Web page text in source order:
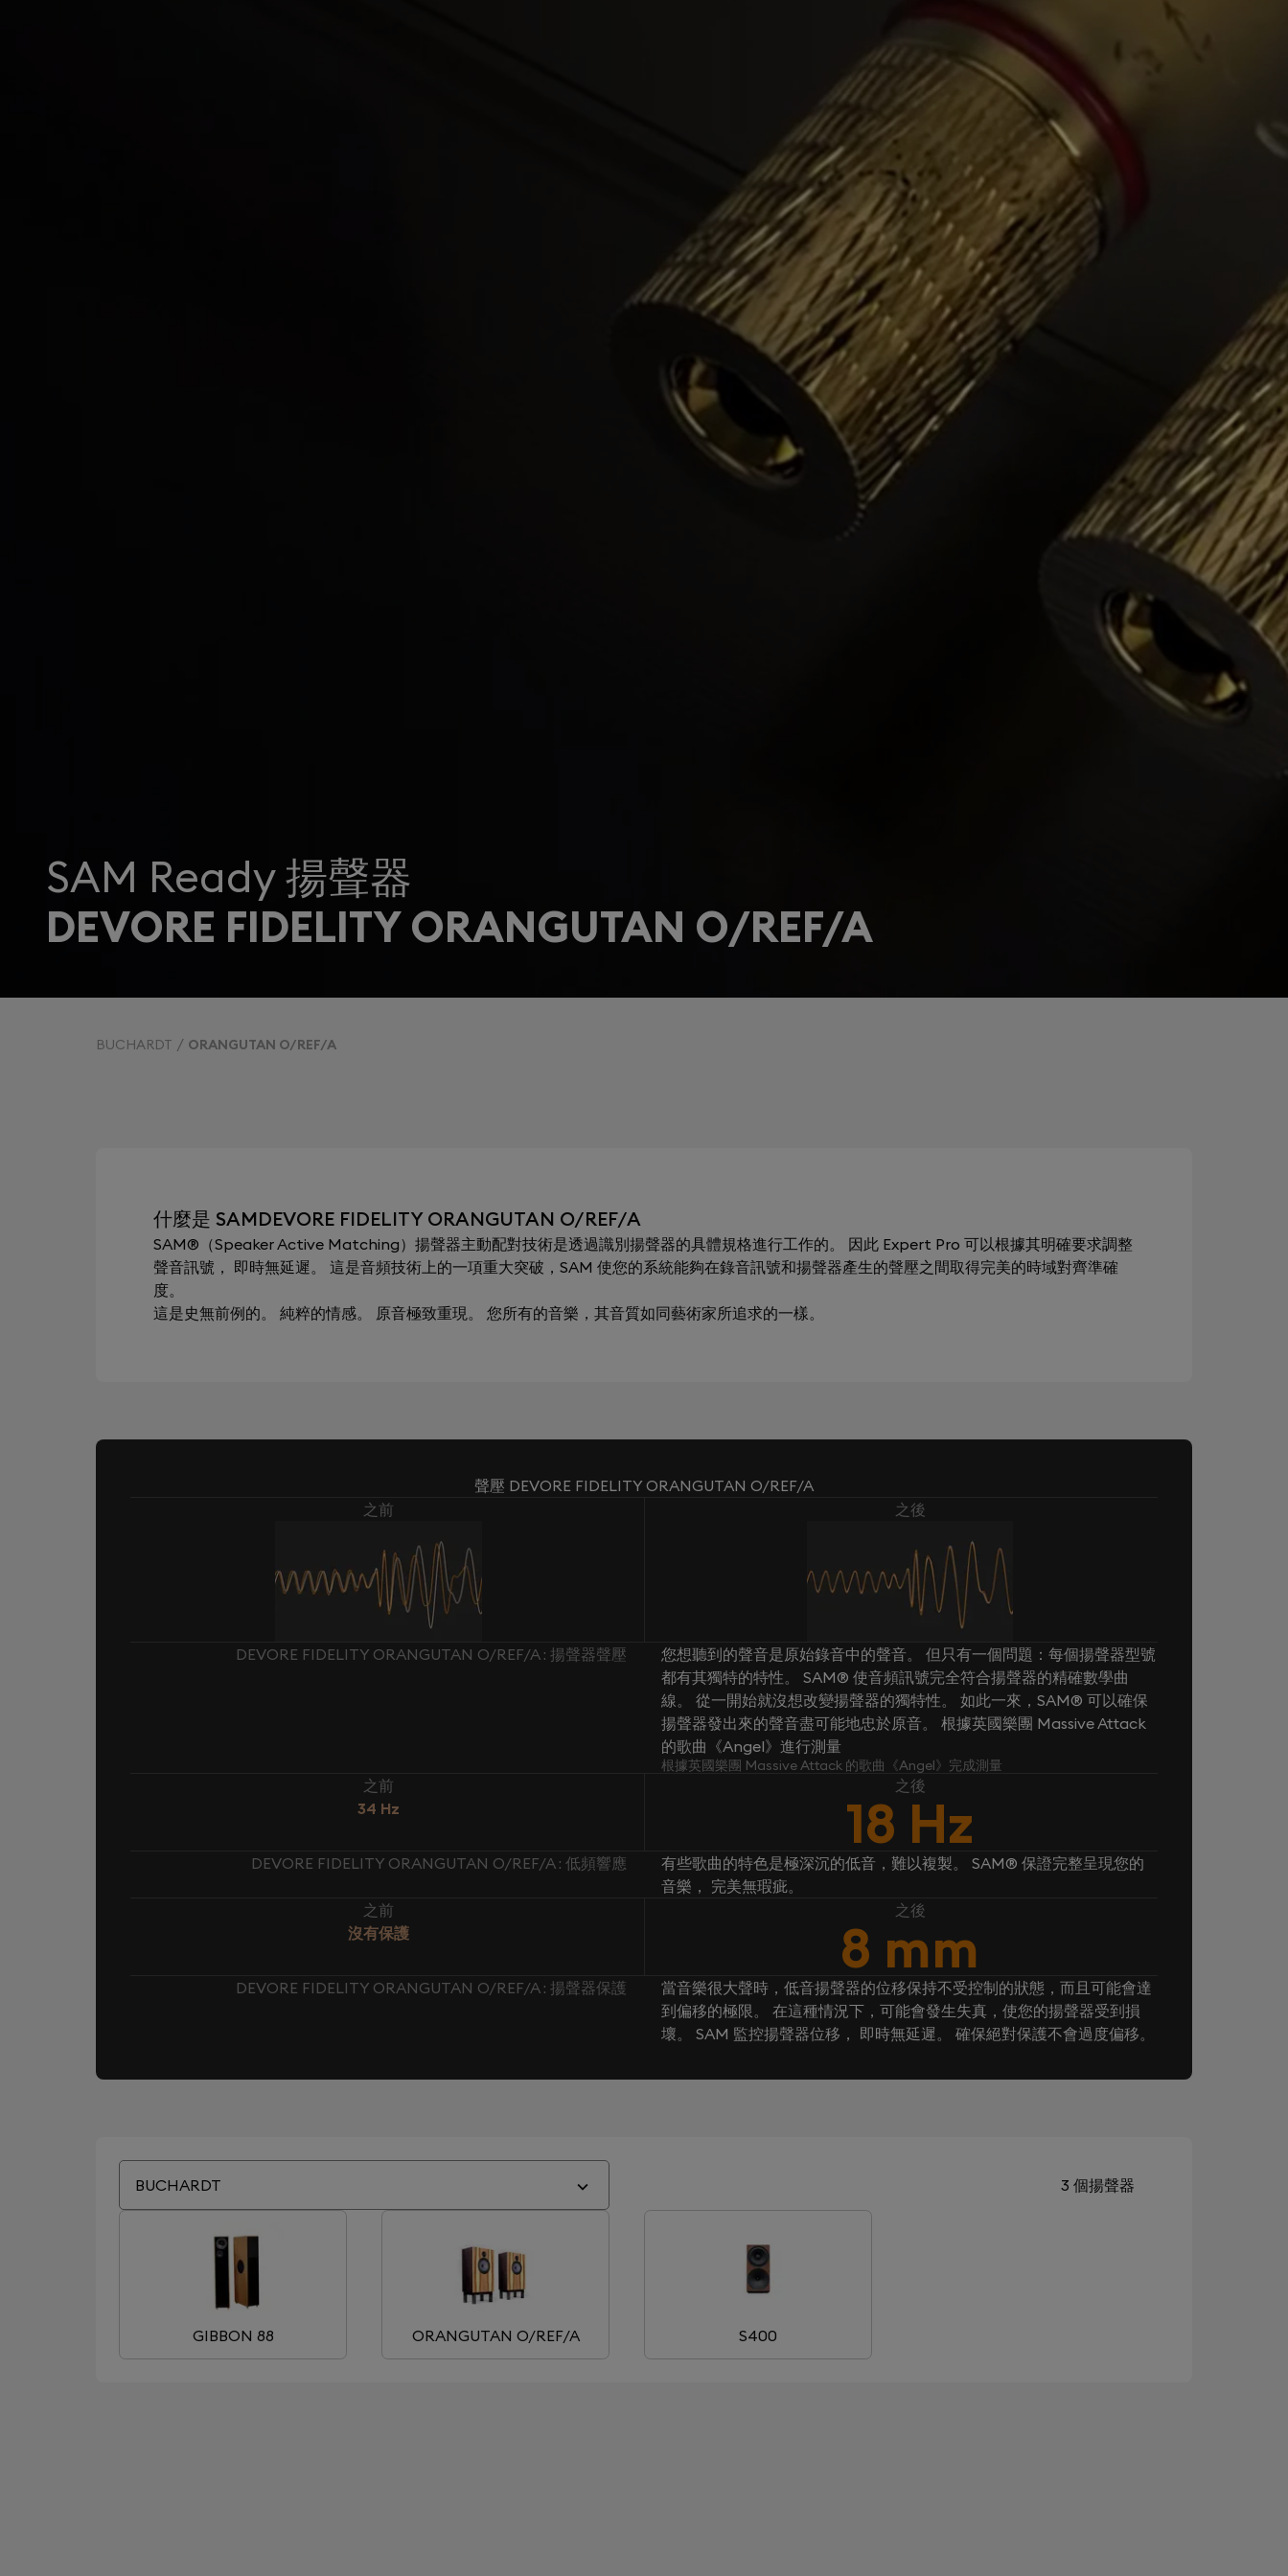
SAM Ready 揚聲器
DEVORE FIDELITY ORANGUTAN O/REF/A
BUCHARDT ORANGUTAN O/REF/A
什麼是 SAMDEVORE FIDELITY ORANGUTAN O/REF/A
SAM®（Speaker Active Matching）揚聲器主動配對技術是透過識別揚聲器的具體規格進行工作的。 因此 Expert Pro 可以根據其明確要求調整
聲音訊號， 即時無延遲。 這是音頻技術上的一項重大突破，SAM 使您的系統能夠在錄音訊號和揚聲器產生的聲壓之間取得完美的時域對齊準確
度。
這是史無前例的。 純粹的情感。 原音極致重現。 您所有的音樂，其音質如同藝術家所追求的一樣。
聲壓 DEVORE FIDELITY ORANGUTAN O/REF/A
之前
之後
DEVORE FIDELITY ORANGUTAN O/REF/A : 揚聲器聲壓
您想聽到的聲音是原始錄音中的聲音。 但只有一個問題：每個揚聲器型號
都有其獨特的特性。 SAM® 使音頻訊號完全符合揚聲器的精確數學曲
線。 從一開始就沒想改變揚聲器的獨特性。 如此一來，SAM® 可以確保
揚聲器發出來的聲音盡可能地忠於原音。 根據英國樂團 Massive Attack
的歌曲《Angel》進行測量
根據英國樂團 Massive Attack 的歌曲《Angel》完成測量
之前
34 Hz
之後
18 Hz
DEVORE FIDELITY ORANGUTAN O/REF/A : 低頻響應
有些歌曲的特色是極深沉的低音，難以複製。 SAM® 保證完整呈現您的
音樂， 完美無瑕疵。
之前
沒有保護
之後
8 mm
DEVORE FIDELITY ORANGUTAN O/REF/A : 揚聲器保護
當音樂很大聲時，低音揚聲器的位移保持不受控制的狀態，而且可能會達
到偏移的極限。 在這種情況下，可能會發生失真，使您的揚聲器受到損
壞。 SAM 監控揚聲器位移， 即時無延遲。 確保絕對保護不會過度偏移。
BUCHARDT 3 個揚聲器
GIBBON 88 ORANGUTAN O/REF/A S400